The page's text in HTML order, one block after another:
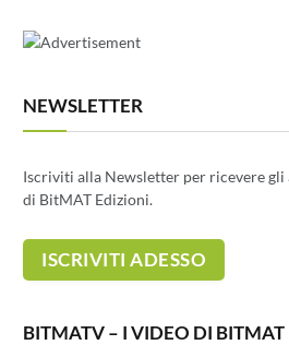
NEWSLETTER
Iscriviti alla Newsletter per ricevere
di BitMAT Edizioni.
BITMATV – I VIDEO DI BITMAT